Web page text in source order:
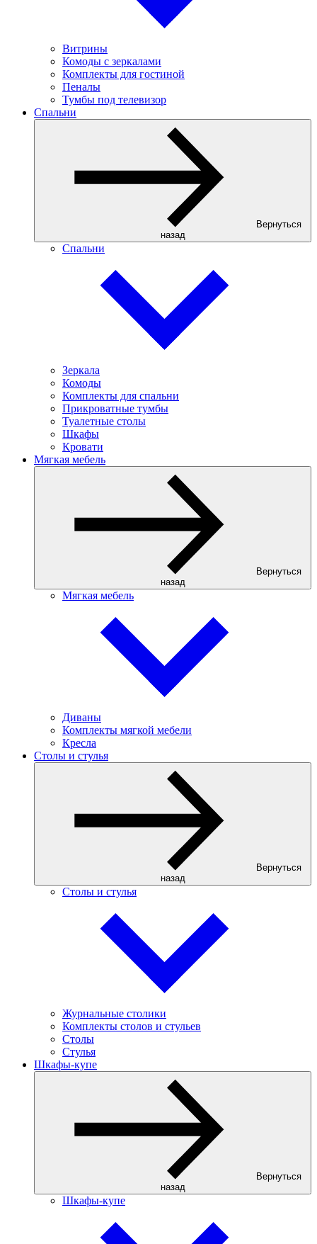
Витрины
Комоды с зеркалами
Комплекты для гостиной
Пеналы
Тумбы под телевизор
Спальни
Вернуться
назад
Спальни
Зеркала
Комоды
Комплекты для спальни
Прикроватные тумбы
Туалетные столы
Шкафы
Кровати
Мягкая мебель
Вернуться
назад
Мягкая мебель
Диваны
Комплекты мягкой мебели
Кресла
Столы и стулья
Вернуться
назад
Столы и стулья
Журнальные столики
Комплекты столов и стульев
Столы
Стулья
Шкафы-купе
Вернуться
назад
Шкафы-купе